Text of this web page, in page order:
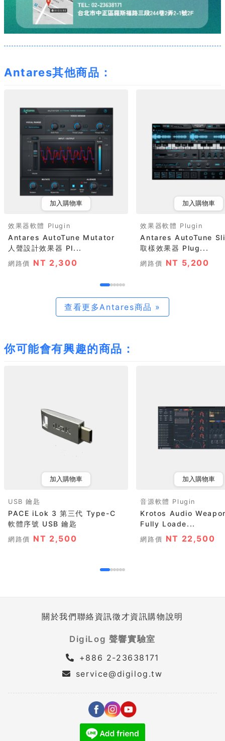
Antares其他商品：
加入購物車
效果器軟體 Plugin
Antares AutoTune Mutator
人聲設計效果器 Pl...
網路價 NT 2,300
加入購物車
效果器軟體 Plugin
Antares AutoTune
取樣效果器 Plug...
網路價 NT 5,200
查看更多Antares商品 »
你可能會有興趣的商品：
加入購物車
USB 鑰匙
PACE iLok 3 第三代 Type-C
軟體序號 USB 鑰匙
網路價 NT 2,500
加入購物車
音源軟體 Plugin
Krotos Audio
Fully Loade...
網路價 NT 22,500
關於我們聯絡資訊徵才資訊購物說明
DigiLog 聲響實驗室
+886 2-23638171
service@digilog.tw